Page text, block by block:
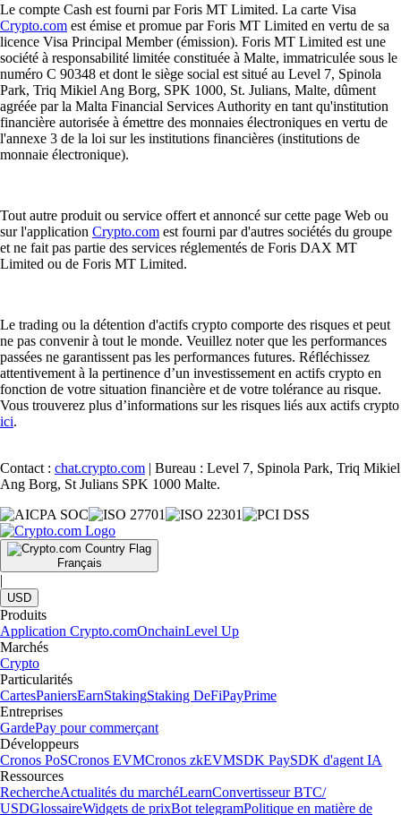
Le compte Cash est fourni par Foris MT Limited. La carte Visa
Crypto.com est émise et promue par Foris MT Limited en vertu de sa
licence Visa Principal Member (émission). Foris MT Limited est une
société à responsabilité limitée constituée à Malte, immatriculée sous le
numéro C 90348 et dont le siège social est situé au Level 7, Spinola
Park, Triq Mikiel Ang Borg, SPK 1000, St. Julians, Malte, dûment
agréée par la Malta Financial Services Authority en tant qu'institution
financière autorisée à émettre des monnaies électroniques en vertu de
l'annexe 3 de la loi sur les institutions financières (institutions de
monnaie électronique).
Tout autre produit ou service offert et annoncé sur cette page Web ou
sur l'application Crypto.com est fourni par d'autres sociétés du groupe
et ne fait pas partie des services réglementés de Foris DAX MT
Limited ou de Foris MT Limited.
Le trading ou la détention d'actifs crypto comporte des risques et peut
ne pas convenir à tout le monde. Veuillez noter que les performances
passées ne garantissent pas les performances futures. Réfléchissez
attentivement à la pertinence d’un investissement en actifs crypto en
fonction de votre situation financière et de votre tolérance au risque.
Vous trouverez plus d’informations sur les risques liés aux actifs crypto
ici.
Contact : chat.crypto.com | Bureau : Level 7, Spinola Park, Triq Mikiel
Ang Borg, St Julians SPK 1000 Malte.
Français
|
USD
Produits
Application Crypto.comOnchainLevel Up
Marchés
Crypto
Particularités
CartesPaniersEarnStakingStaking DeFiPayPrime
Entreprises
GardePay pour commerçant
Développeurs
Cronos PoSCronos EVMCronos zkEVMSDK PaySDK d'agent IA
Ressources
RechercheActualités du marchéLearnConvertisseur BTC/
USDGlossaireWidgets de prixBot telegramPolitique en matière de